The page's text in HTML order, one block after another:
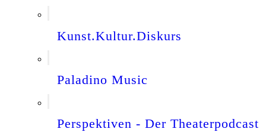
Kunst.Kultur.Diskurs
Paladino Music
Perspektiven - Der Theaterpodcast